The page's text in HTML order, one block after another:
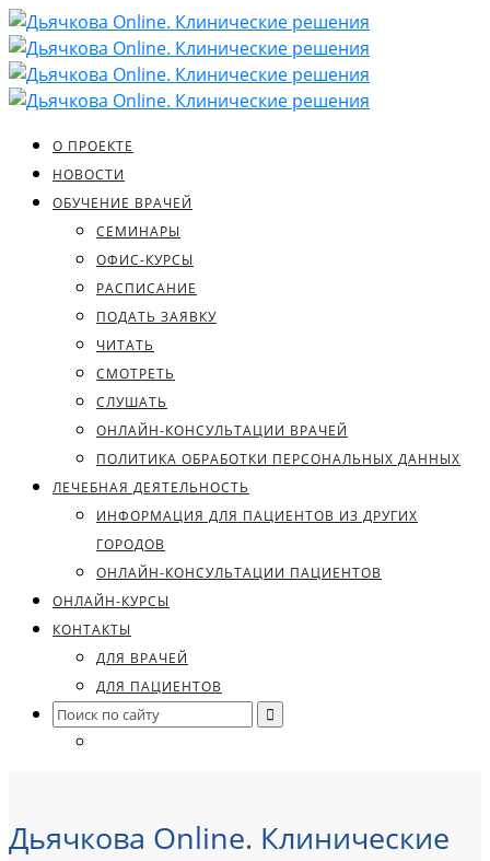
О ПРОЕКТЕ
НОВОСТИ
ОБУЧЕНИЕ ВРАЧЕЙ
СЕМИНАРЫ
ОФИС-КУРСЫ
РАСПИСАНИЕ
ПОДАТЬ ЗАЯВКУ
ЧИТАТЬ
СМОТРЕТЬ
СЛУШАТЬ
ОНЛАЙН-КОНСУЛЬТАЦИИ ВРАЧЕЙ
ПОЛИТИКА ОБРАБОТКИ ПЕРСОНАЛЬНЫХ ДАННЫХ
ЛЕЧЕБНАЯ ДЕЯТЕЛЬНОСТЬ
ИНФОРМАЦИЯ ДЛЯ ПАЦИЕНТОВ ИЗ ДРУГИХ
ГОРОДОВ
ОНЛАЙН-КОНСУЛЬТАЦИИ ПАЦИЕНТОВ
ОНЛАЙН-КУРСЫ
КОНТАКТЫ
ДЛЯ ВРАЧЕЙ
ДЛЯ ПАЦИЕНТОВ
Search
for:
Дьячкова Online. Клинические